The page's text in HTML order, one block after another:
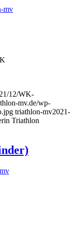
mv
12/WK-
mv.de/wp-
triathlon-mv2021-
Triathlon